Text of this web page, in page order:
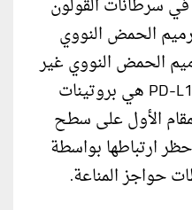
في سرطانات القولون
الحمض النووي
الحمض النووي غير
المتطابق. بروتينات PD-1 وPD-L1 هي بروتينات
الأول على سطح
حظر ارتباطها بواسطة
حواجز المناعة.